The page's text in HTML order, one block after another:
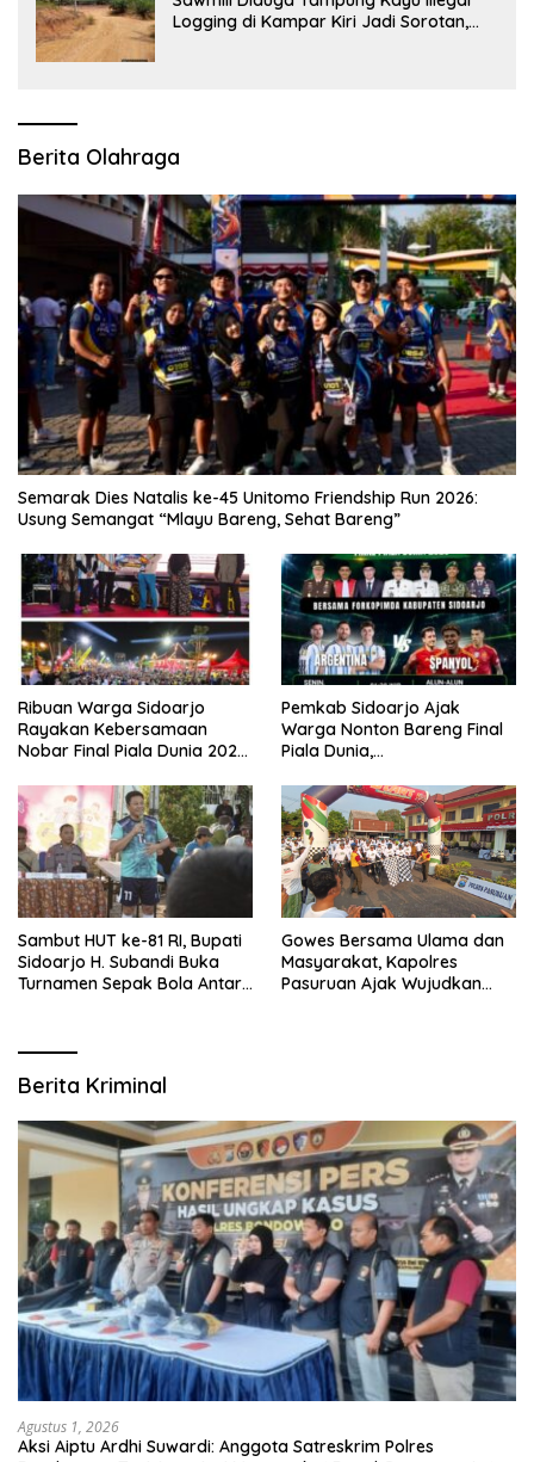
Logging di Kampar Kiri Jadi Sorotan,
Berita Olahraga
Semarak Dies Natalis ke-45 Unitomo Friendship Run 2026:
Usung Semangat “Mlayu Bareng, Sehat Bareng”
Ribuan Warga Sidoarjo
Rayakan Kebersamaan
Nobar Final Piala Dunia 2026
Forkopimda
Pemkab Sidoarjo Ajak
Warga Nonton Bareng Final
Piala Dunia,
Sambut HUT ke-81 RI, Bupati
Sidoarjo H. Subandi Buka
Turnamen Sepak Bola Antar
Gowes Bersama Ulama dan
Masyarakat, Kapolres
Pasuruan Ajak Wujudkan
Berita Kriminal
Agustus 1, 2026
Aksi Aiptu Ardhi Suwardi: Anggota Satreskrim Polres